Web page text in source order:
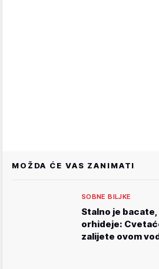
MOŽDA ĆE VAS ZANIMATI
SOBNE BILJKE
Stalno je bacate,
orhideje:
zalijete ovom